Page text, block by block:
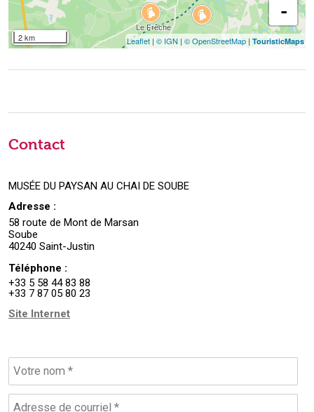
2 km
-
Leaflet | © IGN | © OpenStreetMap | TouristicMaps
Contact
MUSÉE DU PAYSAN AU CHAI DE SOUBE
Adresse :
58 route de Mont de Marsan
Soube
40240 Saint-Justin
Téléphone :
+33 5 58 44 83 88
+33 7 87 05 80 23
Site Internet